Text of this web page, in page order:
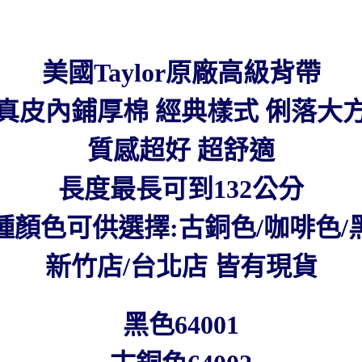
美國Taylor原廠高級背帶
皮內鋪厚棉 經典樣式 俐落大
質感超好 超舒適
長度最長可到132公分
顏色可供選擇:古銅色/咖啡色/
新竹店/台北店 皆有現貨
黑色64001